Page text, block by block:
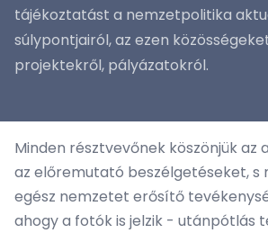
tájékoztatást a nemzetpolitika
súlypontjairól, az ezen
projektekről, pályázatokról.
Minden résztvevőnek köszönjük az
az előremutató beszélgetéseket, s
egész nemzetet erősítő
ahogy a fotók is jelzik - utánpótlás